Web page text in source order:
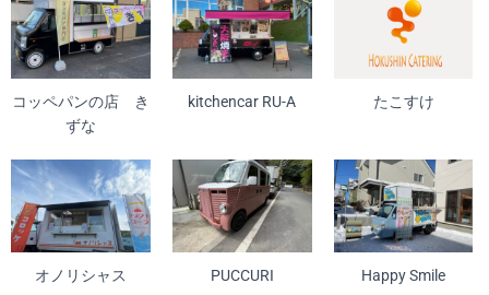
コッペパンの店 き
ずな
kitchencar RU-A たこすけ
オノリシャス PUCCURI Happy Smile